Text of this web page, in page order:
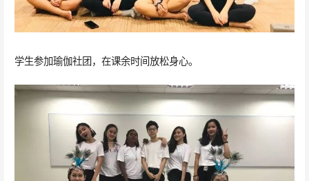
学生参加瑜伽社团，在课余时间放松身心。